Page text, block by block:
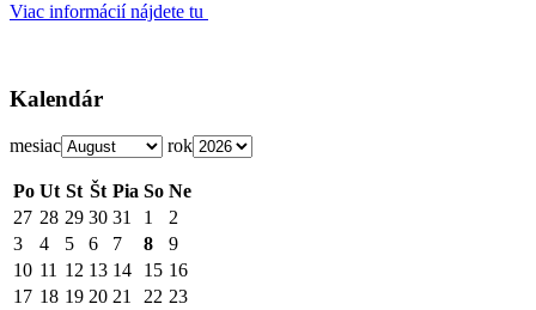
Viac informácií nájdete tu
Kalendár
mesiac rok
Po Ut St Št Pia So Ne
27 28 29 30 31 1
2
3
4 5 6 7 8
9
10 11 12 13 14 15 16
17 18 19 20 21 22 23